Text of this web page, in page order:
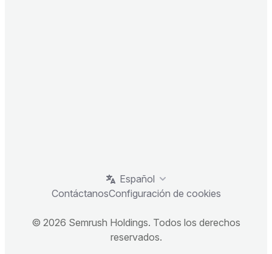
Español
ContáctanosConfiguración de cookies
© 2026 Semrush Holdings. Todos los derechos
reservados.